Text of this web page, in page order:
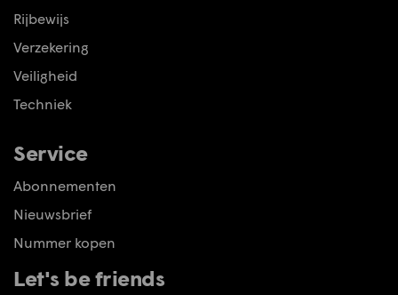
Rijbewijs
Verzekering
Veiligheid
Techniek
Service
Abonnementen
Nieuwsbrief
Nummer kopen
Let's be friends